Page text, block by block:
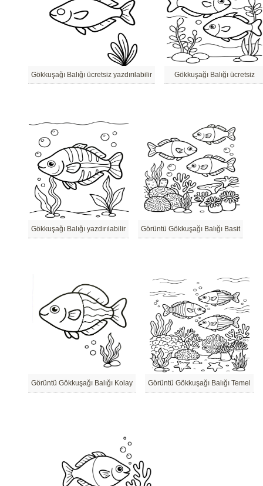
Gökkuşağı Balığı ücretsiz yazdırılabilir Gökkuşağı Balığı ücretsiz
Gökkuşağı Balığı yazdırılabilir Görüntü Gökkuşağı Balığı Basit
Görüntü Gökkuşağı Balığı Kolay Görüntü Gökkuşağı Balığı Temel